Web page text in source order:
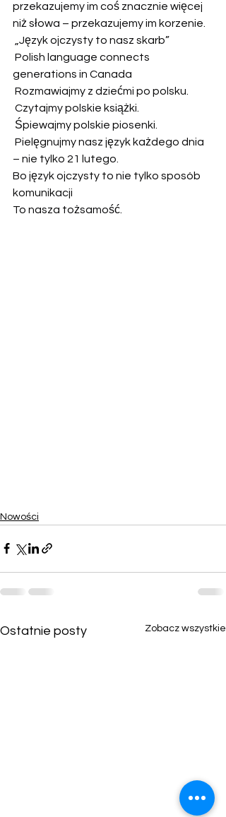
przekazujemy im coś znacznie więcej
niż słowa – przekazujemy im korzenie.
„Język ojczysty to nasz skarb”
Polish language connects
generations in Canada
Rozmawiajmy z dziećmi po polsku.
Czytajmy polskie książki.
Śpiewajmy polskie piosenki.
Pielęgnujmy nasz język każdego dnia
– nie tylko 21 lutego.
Bo język ojczysty to nie tylko sposób
komunikacji
To nasza tożsamość.
Nowości
Ostatnie posty Zobacz wszystkie